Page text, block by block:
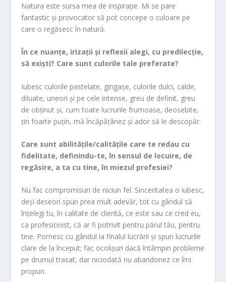
Natura este sursa mea de inspirație. Mi se pare
fantastic și provocator să pot concepe o culoare pe
care o regăsesc în natură.
În ce nuanțe, irizații și reflexii alegi, cu predilecție,
să exiști? Care sunt culorile tale preferate?
Iubesc culorile pastelate, gingașe, culorile dulci, calde,
diluate, uneori și pe cele intense, greu de definit, greu
de obținut și, cum toate lucrurile frumoase, deosebite,
țin foarte puțin, mă încăpățânez și ador să le descopăr.
Care sunt abilitățile/calitățile care te redau cu
fidelitate, definindu-te, în sensul de locuire, de
regăsire, a ta cu tine, în miezul profesiei?
Nu fac compromisuri de niciun fel. Sinceritatea o iubesc,
deși deseori spun prea mult adevăr, tot cu gândul să
înțelegi tu, în calitate de clientă, ce este sau ce cred eu,
ca profesionist, că ar fi potrivit pentru părul tău, pentru
tine. Pornesc cu gândul la finalul lucrării și spun lucrurile
clare de la început; fac ocolișuri dacă întâmpin probleme
pe drumul trasat, dar niciodată nu abandonez ce îmi
propun.